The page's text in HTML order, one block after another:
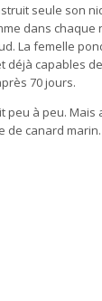
seule son
dans
La femelle
déjà capables
70 jours.
à peu. Mais
de canard marin.